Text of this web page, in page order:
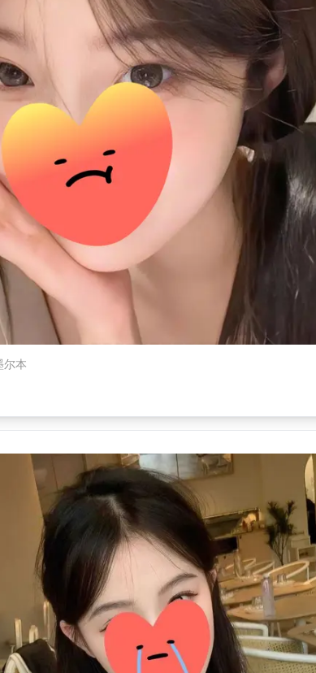
尔本